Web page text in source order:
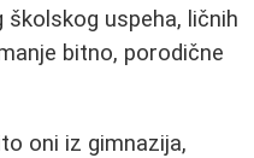
uspeha, ličnih
bitno, porodične
oni iz gimnazija,